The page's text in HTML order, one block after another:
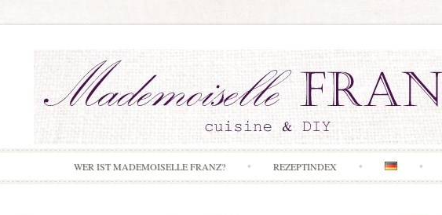
WER IST MADEMOISELLE FRANZ? REZEPTINDEX